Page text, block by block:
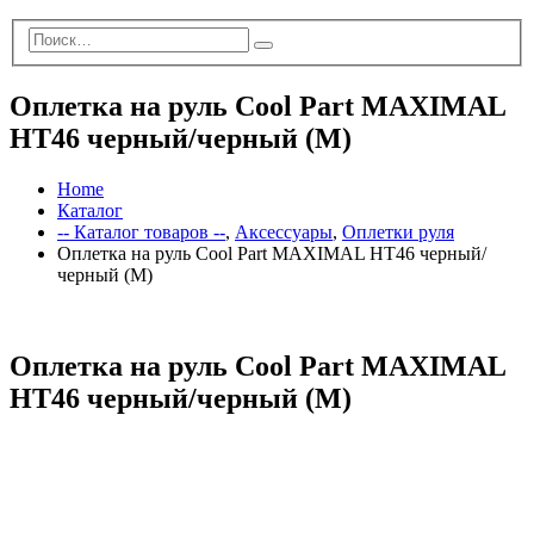
Оплетка на руль Cool Part MAXIMAL
HT46 черный/черный (M)
Home
Каталог
-- Каталог товаров --, Аксессуары, Оплетки руля
Оплетка на руль Cool Part MAXIMAL HT46 черный/
черный (M)
Оплетка на руль Cool Part MAXIMAL
HT46 черный/черный (M)